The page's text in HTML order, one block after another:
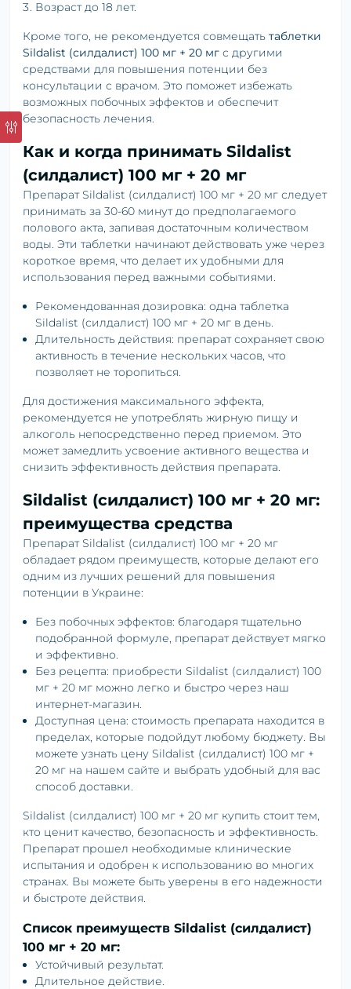
Возраст до 18 лет.
Кроме того, не рекомендуется совмещать таблетки
Sildalist (силдалист) 100 мг + 20 мг с другими
средствами для повышения потенции без
консультации с врачом. Это поможет избежать
возможных побочных эффектов и обеспечит
безопасность лечения.
Как и когда принимать Sildalist
(силдалист) 100 мг + 20 мг
Препарат Sildalist (силдалист) 100 мг + 20 мг следует
принимать за 30-60 минут до предполагаемого
полового акта, запивая достаточным количеством
воды. Эти таблетки начинают действовать уже через
короткое время, что делает их удобными для
использования перед важными событиями.
Рекомендованная дозировка: одна таблетка
Sildalist (силдалист) 100 мг + 20 мг в день.
Длительность действия: препарат сохраняет свою
активность в течение нескольких часов, что
позволяет не торопиться.
Для достижения максимального эффекта,
рекомендуется не употреблять жирную пищу и
алкоголь непосредственно перед приемом. Это
может замедлить усвоение активного вещества и
снизить эффективность действия препарата.
Sildalist (силдалист) 100 мг + 20 мг:
преимущества средства
Препарат Sildalist (силдалист) 100 мг + 20 мг
обладает рядом преимуществ, которые делают его
одним из лучших решений для повышения
потенции в Украине:
Без побочных эффектов: благодаря тщательно
подобранной формуле, препарат действует мягко
и эффективно.
Без рецепта: приобрести Sildalist (силдалист) 100
мг + 20 мг можно легко и быстро через наш
интернет-магазин.
Доступная цена: стоимость препарата находится в
пределах, которые подойдут любому бюджету. Вы
можете узнать цену Sildalist (силдалист) 100 мг +
20 мг на нашем сайте и выбрать удобный для вас
способ доставки.
Sildalist (силдалист) 100 мг + 20 мг купить стоит тем,
кто ценит качество, безопасность и эффективность.
Препарат прошел необходимые клинические
испытания и одобрен к использованию во многих
странах. Вы можете быть уверены в его надежности
и быстроте действия.
Список преимуществ Sildalist (силдалист)
100 мг + 20 мг:
Устойчивый результат.
Длительное действие.